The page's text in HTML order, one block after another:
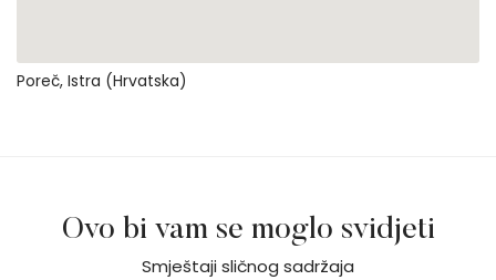
Poreč, Istra (Hrvatska)
Ovo bi vam se moglo svidjeti
Smještaji sličnog sadržaja